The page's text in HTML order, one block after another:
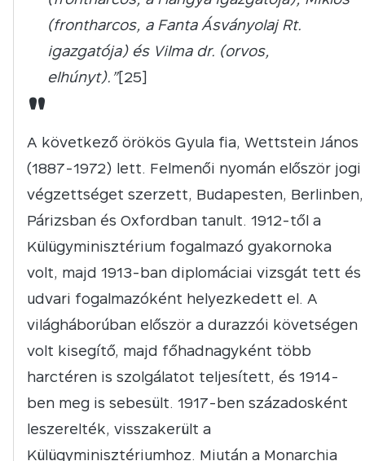
(frontharcos, a Fanta Ásványolaj Rt.
igazgatója) és Vilma dr. (orvos,
elhúnyt).”[25]
"
A következő örökös Gyula fia, Wettstein János
(1887-1972) lett. Felmenői nyomán először jogi
végzettséget szerzett, Budapesten, Berlinben,
Párizsban és Oxfordban tanult. 1912-től a
Külügyminisztérium fogalmazó gyakornoka
volt, majd 1913-ban diplomáciai vizsgát tett és
udvari fogalmazóként helyezkedett el. A
világháborúban először a durazzói követségen
volt kisegítő, majd főhadnagyként több
harctéren is szolgálatot teljesített, és 1914-
ben meg is sebesült. 1917-ben századosként
leszerelték, visszakerült a
Külügyminisztériumhoz. Miután a Monarchia